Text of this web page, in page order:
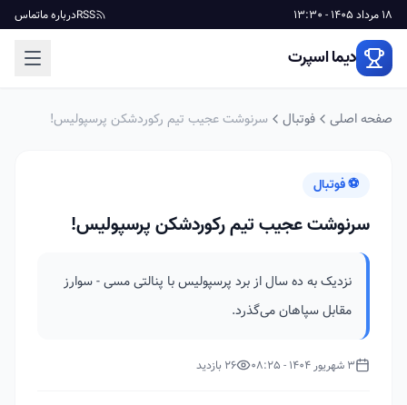
18 مرداد 1405 - 13:30 RSSدرباره ماتماس
دیما اسپرت
صفحه اصلی فوتبال سرنوشت عجیب تیم رکوردشکن پرسپولیس!
⚽ فوتبال
سرنوشت عجیب تیم رکوردشکن پرسپولیس!
نزدیک به ده سال از برد پرسپولیس با پنالتی مسی - سوارز
مقابل سپاهان می‌گذرد.
3 شهریور 1404 - 08:25 26 بازدید